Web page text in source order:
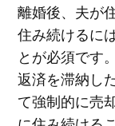
離婚後、夫が
住み続けるに
とが必須です
返済を滞納し
て強制的に売